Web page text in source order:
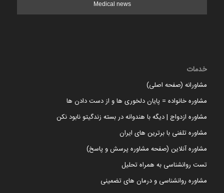
Medical news
خدمات
مشاورانه (صفحه اصلی)
مشاوره خانواده = پایان دلخوری ها و از دست دادن ها
مشاوره ازدواج | دیگه با هندوانه در بسته زندگیتو نابود نکن
مشاوره تلفنی با برترین های ایران
مشاوره آنلاین (صفحه مشاوره پرسش و پاسخ)
تست روانشناسی به همراه تحلیل
مشاوره روانشناسی و درمان های تضمینی